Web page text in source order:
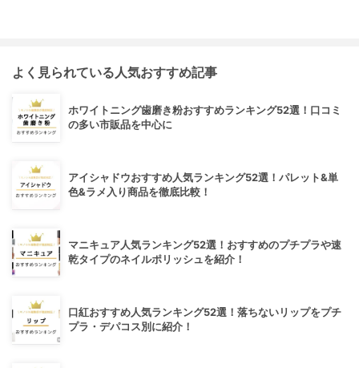
よく見られている人気おすすめ記事
ホワイトニング歯磨き粉おすすめランキング52選！口コミ
の多い市販品を中心に
アイシャドウおすすめ人気ランキング52選！パレット&単
色&ラメ入り商品を徹底比較！
マニキュア人気ランキング52選！おすすめのプチプラや速
乾タイプのネイルポリッシュを紹介！
口紅おすすめ人気ランキング52選！落ちないリップをプチ
プラ・デパコス別に紹介！